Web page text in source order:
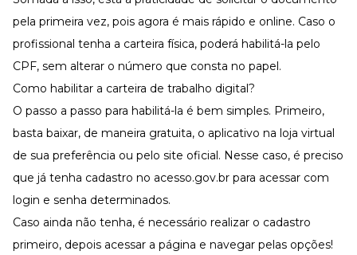
pela primeira vez, pois agora é mais rápido e online. Caso o
profissional tenha a carteira física, poderá habilitá-la pelo
CPF, sem alterar o número que consta no papel.
Como habilitar a carteira de trabalho digital?
O passo a passo para habilitá-la é bem simples. Primeiro,
basta baixar, de maneira gratuita, o aplicativo na loja virtual
de sua preferência ou pelo site oficial. Nesse caso, é preciso
que já tenha cadastro no acesso.gov.br para acessar com
login e senha determinados.
Caso ainda não tenha, é necessário realizar o cadastro
primeiro, depois acessar a página e navegar pelas opções!